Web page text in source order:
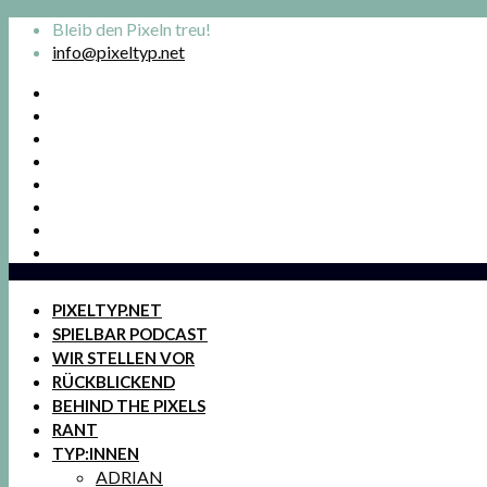
Bleib den Pixeln treu!
info@pixeltyp.net
PIXELTYP.NET
SPIELBAR PODCAST
WIR STELLEN VOR
RÜCKBLICKEND
BEHIND THE PIXELS
RANT
TYP:INNEN
ADRIAN